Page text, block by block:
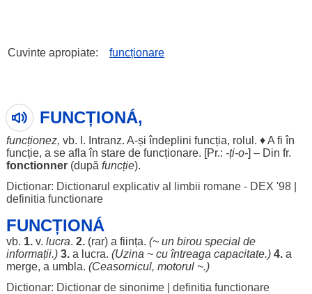
Cuvinte apropiate: funcționare
FUNCȚIONÁ,
funcționez, vb. I. Intranz. A-șiîndeplini funcția, rolul . ♦ A fi în
funcție, a se afla în starede funcționare. [Pr.: -ți-o-] – Din fr.
fonctionner(după funcție).
Dictionar: Dictionarul explicativ al limbii romane - DEX '98|
definitia functionare
FUNCȚIONÁ
vb. 1.v. lucra. 2.(rar) a ființa. (~ un birou specialde
informații.) 3.a lucra. (Uzina ~ cu întreaga capacitate.) 4.a
merge, a umbla. (Ceasornicul, motorul~.)
Dictionar: Dictionar de sinonime| definitia functionare